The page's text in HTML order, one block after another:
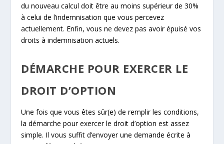
du nouveau calcul doit être au moins supérieur de 30%
à celui de l’indemnisation que vous percevez
actuellement. Enfin, vous ne devez pas avoir épuisé vos
droits à indemnisation actuels.
DÉMARCHE POUR EXERCER LE
DROIT D’OPTION
Une fois que vous êtes sûr(e) de remplir les conditions,
la démarche pour exercer le droit d’option est assez
simple. Il vous suffit d’envoyer une demande écrite à